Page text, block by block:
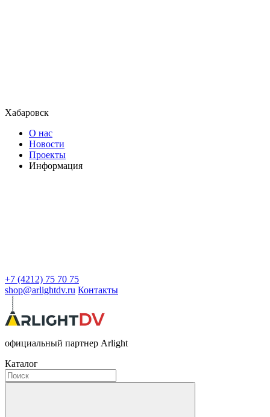
Хабаровск
О нас
Новости
Проекты
Информация
+7 (4212) 75 70 75
shop@arlightdv.ru Контакты
официальный партнер Arlight
Каталог